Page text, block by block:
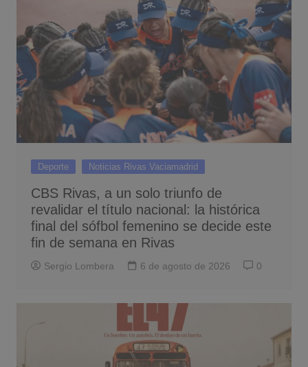
Deporte Noticias Rivas Vaciamadrid
CBS Rivas, a un solo triunfo de
revalidar el título nacional: la histórica
final del sófbol femenino se decide este
fin de semana en Rivas
Sergio Lombera 6 de agosto de 2026 0